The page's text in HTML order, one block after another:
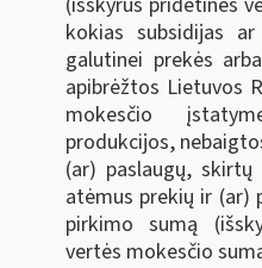
kokias subsidijas
galutinei prekės
apibrėžtos Lietuvos
mokesčio
produkcijos,
(ar) paslaugų,
atėmus prekių ir (ar)
pirkimo sumą
vertės mokesčio